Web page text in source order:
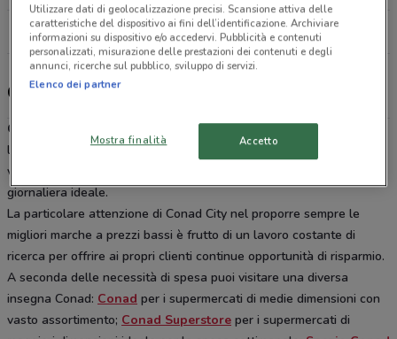
Tutti i negozi Conad City
Conad City - volantino, offerte e carta Conad
Conad City
è una catena di supermercati di prossimità che unisce
la garanzia di qualità del marchio Conad alla comodità della spesa
vicino casa creando il supermercato di quartiere e per la spesa
giornaliera ideale.
La particolare attenzione di Conad City nel proporre sempre le
migliori marche a prezzi bassi è frutto di un lavoro costante di
ricerca per offrire ai propri clienti continue opportunità di risparmio.
A seconda delle necessità di spesa puoi visitare una diversa
insegna Conad: Conad per i supermercati di medie dimensioni con
vasto assortimento; Conad Superstore per i supermercati di
Utilizzare dati di geolocalizzazione precisi. Scansione attiva delle
caratteristiche del dispositivo ai fini dell’identificazione. Archiviare
informazioni su dispositivo e/o accedervi. Pubblicità e contenuti
personalizzati, misurazione delle prestazioni dei contenuti e degli
annunci, ricerche sul pubblico, sviluppo di servizi.
Elenco dei partner
Mostra finalità Accetto